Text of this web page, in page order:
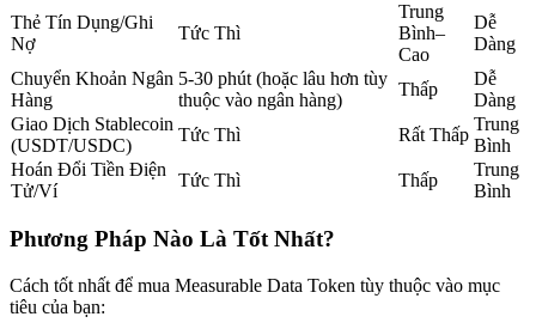
Trở thành Nhà giao dịch Sao chép
Tận hưởng chia sẻ lợi nhuận và hoa hồng giao dịch sao chép
Thẻ Tín Dụng/Ghi
Nợ
Tức Thì
Trung
Bình–
Cao
Dễ
Dàng
Chuyển Khoản Ngân
Hàng
5-30 phút (hoặc lâu hơn tùy
thuộc vào ngân hàng)
Thấp
Dễ
Dàng
Giao Dịch Stablecoin
(USDT/USDC)
Tức Thì Rất Thấp
Trung
Bình
Hoán Đổi Tiền Điện
Tử/Ví
Tức Thì Thấp
Trung
Bình
Phương Pháp Nào Là Tốt Nhất?
Cách tốt nhất để mua Measurable Data Token tùy thuộc vào mục
tiêu của bạn: